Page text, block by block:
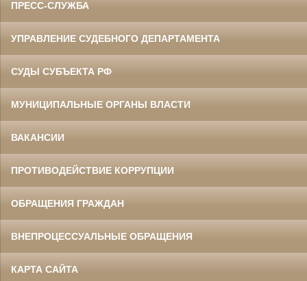
ПРЕСС-СЛУЖБА
УПРАВЛЕНИЕ СУДЕБНОГО ДЕПАРТАМЕНТА
СУДЫ СУБЪЕКТА РФ
МУНИЦИПАЛЬНЫЕ ОРГАНЫ ВЛАСТИ
ВАКАНСИИ
ПРОТИВОДЕЙСТВИЕ КОРРУПЦИИ
ОБРАЩЕНИЯ ГРАЖДАН
ВНЕПРОЦЕССУАЛЬНЫЕ ОБРАЩЕНИЯ
КАРТА САЙТА